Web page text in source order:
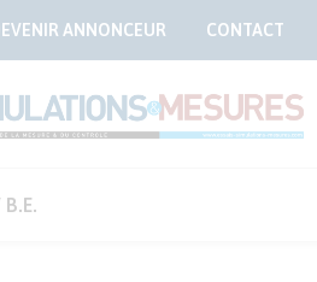
ANNONCEUR CONTACT